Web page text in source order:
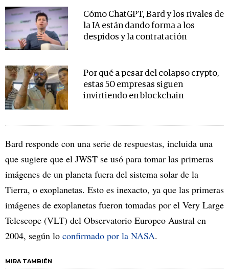
Cómo ChatGPT, Bard y los rivales de
la IA están dando forma a los
despidos y la contratación
Por qué a pesar del colapso crypto,
estas 50 empresas siguen
invirtiendo en blockchain
Bard responde con una serie de respuestas, incluida una
que sugiere que el JWST se usó para tomar las primeras
imágenes de un planeta fuera del sistema solar de la
Tierra, o exoplanetas. Esto es inexacto, ya que las primeras
imágenes de exoplanetas fueron tomadas por el Very Large
Telescope (VLT) del Observatorio Europeo Austral en
2004, según lo confirmado por la NASA.
MIRA TAMBIÉN